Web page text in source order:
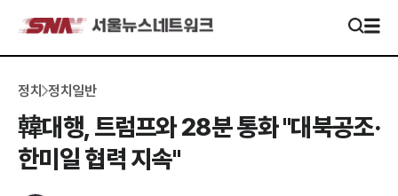
정치 정치일반
韓대행, 트럼프와 28분 통화 "대북공조·
한미일 협력 지속"